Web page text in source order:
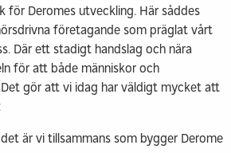
för Deromes utveckling. Här såddes
företagande som präglat vårt
Där ett stadigt handslag och nära
för att både människor och
gör att vi idag har väldigt mycket att
är vi tillsammans som bygger Derome